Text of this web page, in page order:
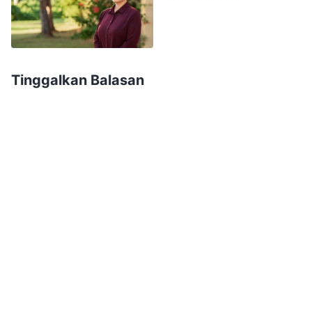
Tujuanmu"). Tuhan itu benar dan kudus. Aku telah
mengkhianati saudara-saudariku seperti Yudas,
merasa bahwa Tuhan pasti tidak menginginkan
Tinggalkan Balasan